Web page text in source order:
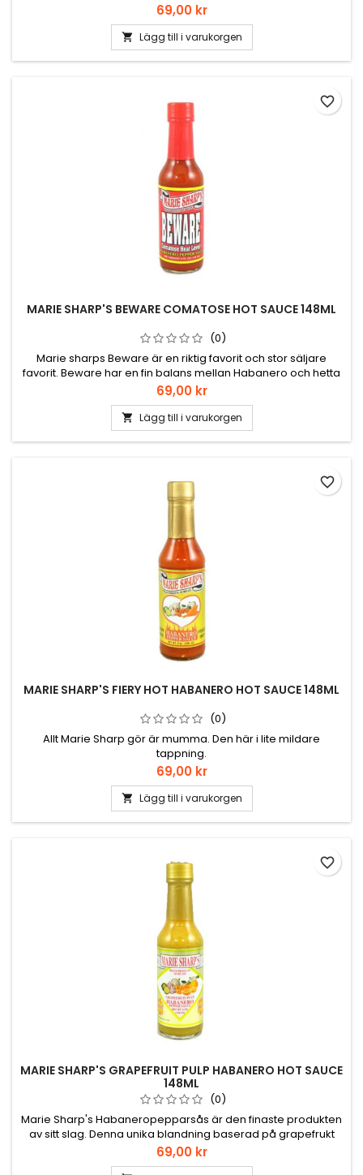
Pris
69,00 kr
 Lägg till i varukorgen
MARIE SHARP'S BEWARE COMATOSE HOT SAUCE 148ML
(0)
Marie sharps Beware är en riktig favorit och stor säljare
favorit. Beware har en fin balans mellan Habanero och hetta
och sälta från Creole kryddningen.
Pris
69,00 kr
 Lägg till i varukorgen
favorite_border
MARIE SHARP'S FIERY HOT HABANERO HOT SAUCE 148ML
(0)
Allt Marie Sharp gör är mumma. Den här i lite mildare
tappning.
Pris
69,00 kr
 Lägg till i varukorgen
favorite_border
MARIE SHARP'S GRAPEFRUIT PULP HABANERO HOT SAUCE
148ML
(0)
Marie Sharp's Habaneropepparsås är den finaste produkten
av sitt slag. Denna unika blandning baserad på grapefrukt
uppnår den perfekta balansen mellan smak och hetta.
Inbäddat i foten av Mayabergen skapar Marie Sharps fabrik
Pris
69,00 kr
favorite_border